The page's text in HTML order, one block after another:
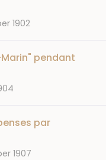
1902
pendant
par
1907